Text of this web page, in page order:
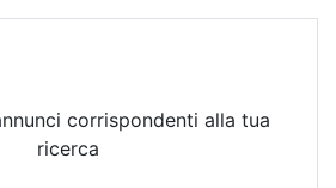
corrispondenti alla tua
ricerca